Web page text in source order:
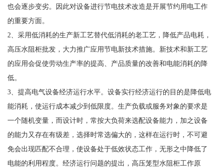
也会逐步变劣。因此对设备进行节电技术改造是开展节约用电工作
的重要方面。
2、采用低消耗的生产新工艺替代低消耗的老工艺，降低产品电耗，
高压水阻柜批发，大力推广应用节电新技术措施。新技术和新工艺
的应用会促使劳动生产率的提高、产品质量的改善和电能消耗的降
低。
3、提高电气设备经济运行水平。设备实行经济运行的目的是降低电
能消耗，使运行成本减少到低限度。生产负载或服务对象的要求是
一个随机变量，而设计时，常按大负荷来选配设备能力，加之设备
的能力又存在有级差，选择时常选偏大的，这样在运行时，不可避
免会出现匹配不合理，使设备处于低效状态工作，无形之中降低了
电能的利用程度。经济运行问题的提出，高压笼型水阻柜工作原